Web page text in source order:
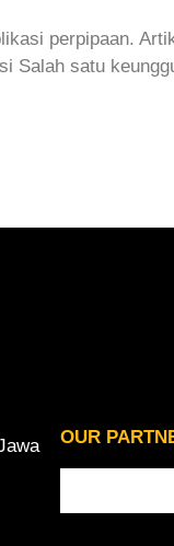
perpipaan.
Salah satu
OUR